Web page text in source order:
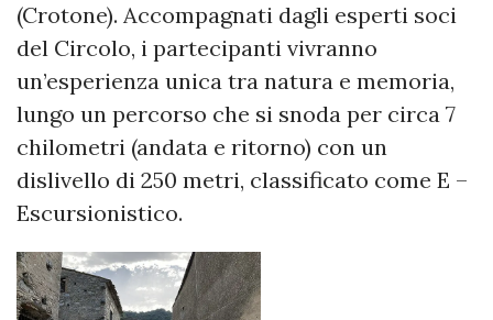
(Crotone). Accompagnati dagli esperti soci
del Circolo, i partecipanti vivranno
un’esperienza unica tra natura e memoria,
lungo un percorso che si snoda per circa 7
chilometri (andata e ritorno) con un
dislivello di 250 metri, classificato come E –
Escursionistico.